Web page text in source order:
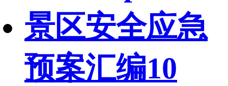
景区安全应急
预案汇编10